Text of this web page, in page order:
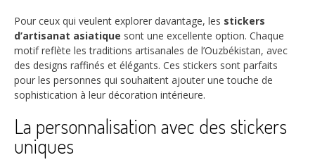
Pour ceux qui veulent explorer davantage, les stickers
d’artisanat asiatique sont une excellente option. Chaque
motif reflète les traditions artisanales de l’Ouzbékistan, avec
des designs raffinés et élégants. Ces stickers sont parfaits
pour les personnes qui souhaitent ajouter une touche de
sophistication à leur décoration intérieure.
La personnalisation avec des stickers
uniques